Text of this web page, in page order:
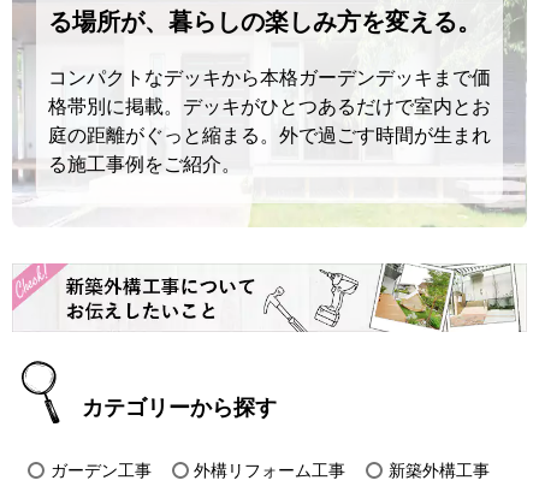
る場所が、暮らしの楽しみ方を変える。
コンパクトなデッキから本格ガーデンデッキまで価
格帯別に掲載。デッキがひとつあるだけで室内とお
庭の距離がぐっと縮まる。外で過ごす時間が生まれ
る施工事例をご紹介。
カテゴリーから探す
ガーデン工事 外構リフォーム工事 新築外構工事